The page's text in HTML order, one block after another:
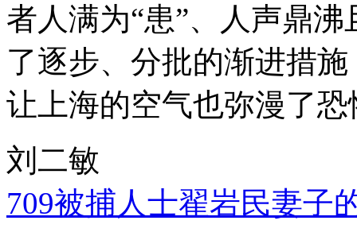
者人满为“患”、人声鼎
了逐步、分批的渐进措
让上海的空气也弥漫了
刘二敏
709被捕人士翟岩民妻子